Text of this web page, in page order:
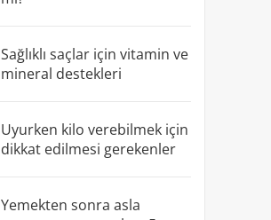
Sağlıklı saçlar için vitamin ve
mineral destekleri
Uyurken kilo verebilmek için
dikkat edilmesi gerekenler
Yemekten sonra asla